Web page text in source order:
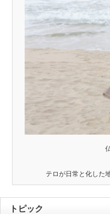
テロが日常と化した
トピック